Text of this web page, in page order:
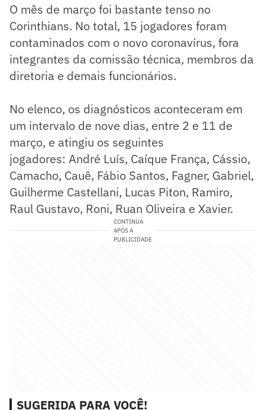
O mês de março foi bastante tenso no
Corinthians. No total, 15 jogadores foram
contaminados com o novo coronavírus, fora
integrantes da comissão técnica, membros da
diretoria e demais funcionários.
No elenco, os diagnósticos aconteceram em
um intervalo de nove dias, entre 2 e 11 de
março, e atingiu os seguintes
jogadores: André Luís, Caíque França, Cássio,
Camacho, Cauê, Fábio Santos, Fagner, Gabriel,
Guilherme Castellani, Lucas Piton, Ramiro,
Raul Gustavo, Roni, Ruan Oliveira e Xavier.
CONTINUA
APÓS A
PUBLICIDADE
SUGERIDA PARA VOCÊ!